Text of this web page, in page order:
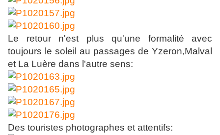
Le retour n'est plus qu'une formalité avec
toujours le soleil au passages de Yzeron,Malval
et La Luère dans l'autre sens:
Des touristes photographes et attentifs: